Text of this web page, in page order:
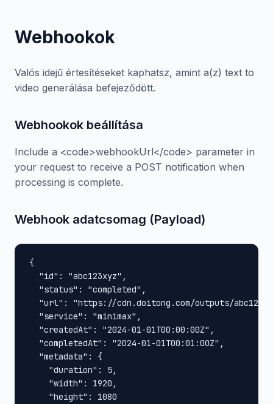
Webhookok
Valós idejű értesítéseket kaphatsz, amint a(z) text to
video generálása befejeződött.
Webhookok beállítása
Include a <code>webhookUrl</code> parameter in
your request to receive a POST notification when
processing is complete.
Webhook adatcsomag (Payload)
{
  "id": "abc123xyz",
  "status": "completed",
"url": "https://cdn.doitong.com/outputs/
  "service": "minimax",
  "createdAt": "2024-01-01T00:00:00Z",
  "completedAt": "2024-01-01T00:01:00Z",
  "metadata": {
    "duration": 5,
    "width": 1920,
    "height": 1080